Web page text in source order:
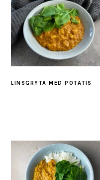
LINSGRYTA MED POTATIS